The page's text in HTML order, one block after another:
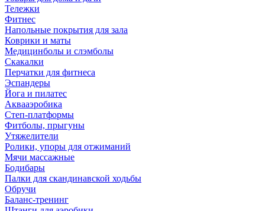
Тележки
Фитнес
Напольные покрытия для зала
Коврики и маты
Медицинболы и слэмболы
Скакалки
Перчатки для фитнеса
Эспандеры
Йога и пилатес
Аквааэробика
Степ-платформы
Фитболы, прыгуны
Утяжелители
Ролики, упоры для отжиманий
Мячи массажные
Бодибары
Палки для скандинавской ходьбы
Обручи
Баланс-тренинг